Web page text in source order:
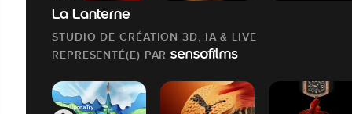
La Lanterne
STUDIO DE CRÉATION 3D, IA & LIVE
REPRESENTÉ(E) PAR